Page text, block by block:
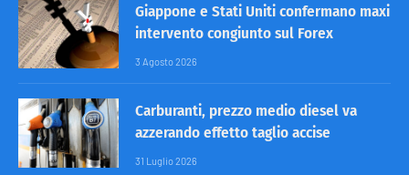
Giappone e Stati Uniti confermano maxi
intervento congiunto sul Forex
3 Agosto 2026
Carburanti, prezzo medio diesel va
azzerando effetto taglio accise
31 Luglio 2026